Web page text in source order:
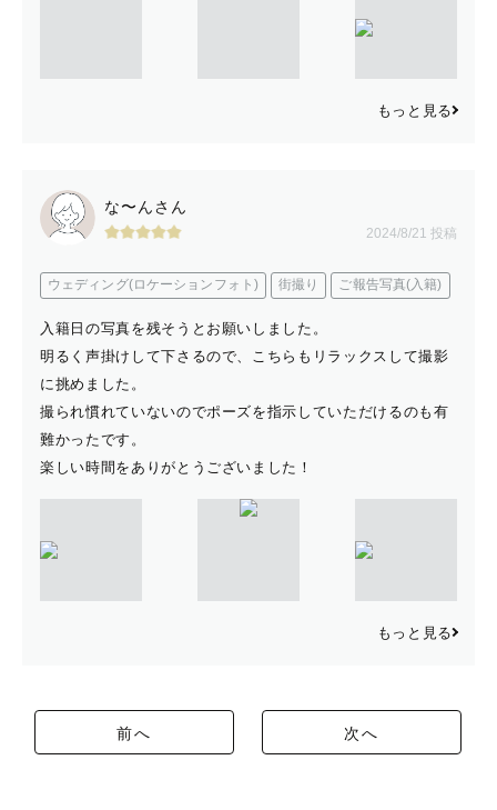
もっと見る
な〜んさん
2024/8/21 投稿
ウェディング(ロケーションフォト) 街撮り ご報告写真(入籍)
入籍日の写真を残そうとお願いしました。
明るく声掛けして下さるので、こちらもリラックスして撮影
に挑めました。
撮られ慣れていないのでポーズを指示していただけるのも有
難かったです。
楽しい時間をありがとうございました！
もっと見る
前へ 次へ